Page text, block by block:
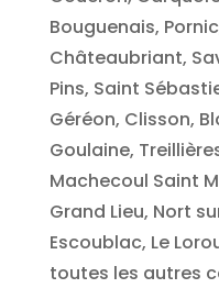
Bouguenais,
Châteaubriant,
Pins, Saint
Géréon, Clisson,
Goulaine,
Machecoul Saint
Grand Lieu, Nort
Escoublac, Le
toutes les autres